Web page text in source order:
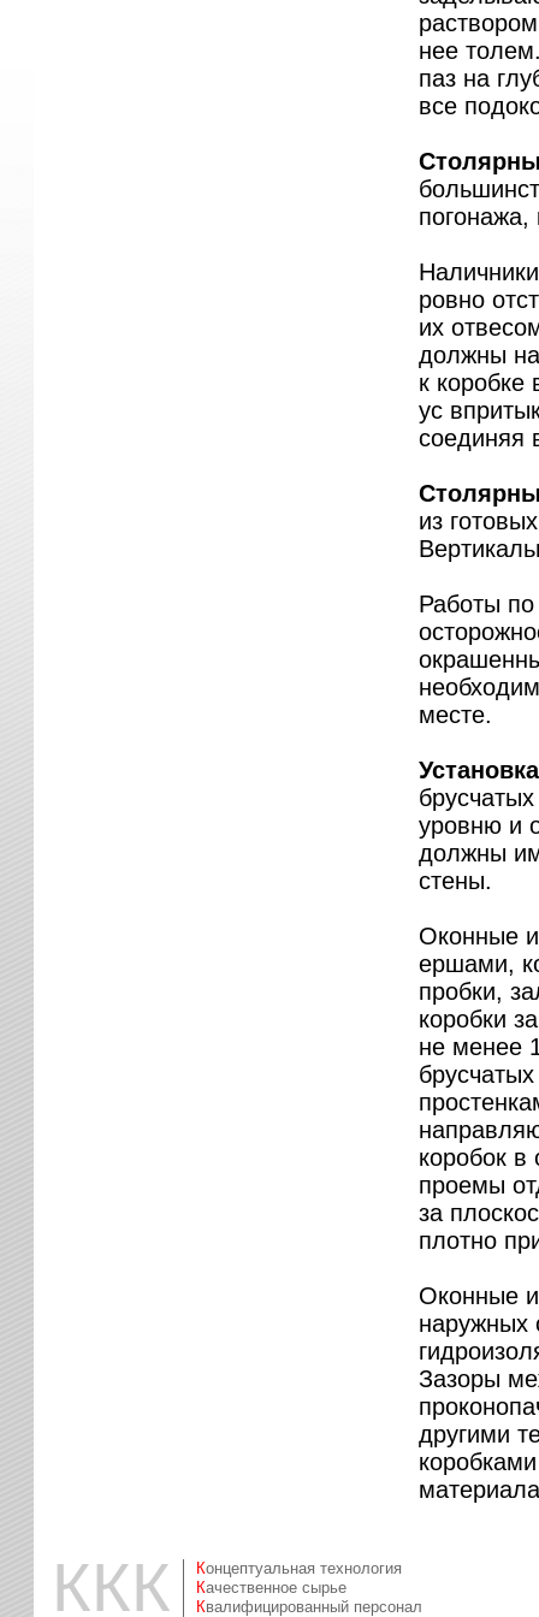
нее
паз на
все
погонажа,
ровно
их
должны
к коробке
ус
соединяя
из
Работы по
месте.
уровню и
должны
стены.
Оконные
ершами,
пробки,
коробки
не менее
коробок в
проемы
за
плотно
Оконные
наружных
Зазоры
другими
ККК
Концептуальная технология
Качественное сырье
Квалифицированный персонал